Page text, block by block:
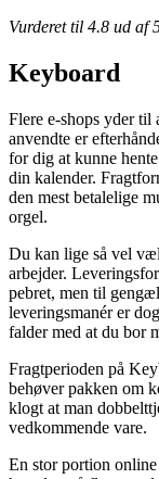
Vurderet til 4.8 ud af
Keyboard
Flere e-shops yder til
anvendte er
for dig at kunne
din kalender.
den mest betalelige
orgel.
Du kan lige så vel
arbejder.
pebret, men til
leveringsmanér er
falder med at du bor
Fragtperioden på
behøver pakken om
klogt at man
vedkommende vare.
En stor portion